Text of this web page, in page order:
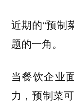
近期的“预制
题的一角。
当餐饮企业
力，预制菜